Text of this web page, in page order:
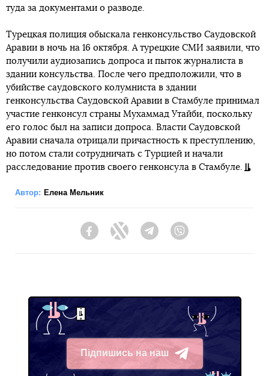
туда за документами о разводе.
Турецкая полиция обыскала генконсульство Саудовской
Аравии в ночь на 16 октября. А турецкие СМИ заявили, что
получили аудиозапись допроса и пыток журналиста в
здании консульства. После чего предположили, что в
убийстве саудовского колумниста в здании
генконсульства Саудовской Аравии в Стамбуле принимал
участие генконсул страны Мухаммад Утайби, поскольку
его голос был на записи допроса. Власти Саудовской
Аравии сначала отрицали причастность к преступлению,
но потом стали сотрудничать с Турцией и начали
расследование против своего генконсула в Стамбуле.
Автор: Елена Мельник
FacebookTwitter Telegram
Підпишись на наш
Telegram